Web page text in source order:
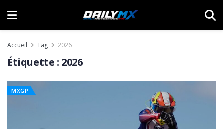
Accueil Tag 2026
Étiquette : 2026
MXGP